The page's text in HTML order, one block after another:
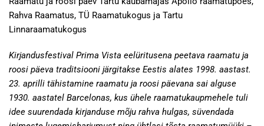
Rahva Raamatus, TÜ Raamatukogus ja Tartu
Linnaraamatukogus
Kirjandusfestival Prima Vista eelüritusena peetava raamatu ja
roosi päeva traditsiooni järgitakse Eestis alates 1998. aastast.
23. aprilli tähistamine raamatu ja roosi päevana sai alguse
1930. aastatel Barcelonas, kus ühele raamatukaupmehele tuli
idee suurendada kirjanduse mõju rahva hulgas, süvendada